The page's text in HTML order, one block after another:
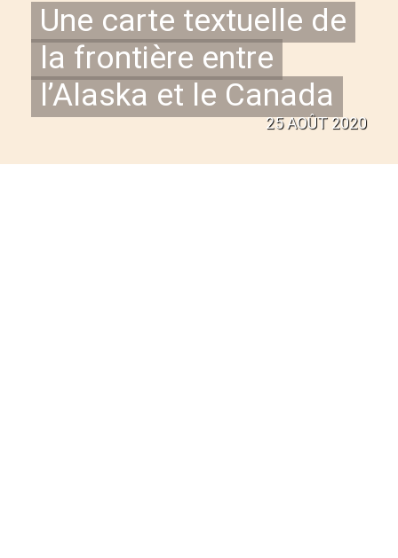
Une carte textuelle de
la frontière entre
l’Alaska et le Canada
25 AOÛT 2020